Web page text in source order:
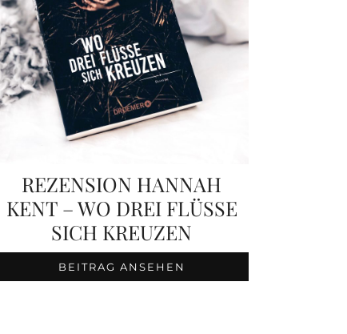
REZENSION HANNAH
KENT – WO DREI FLÜSSE
SICH KREUZEN
BEITRAG ANSEHEN